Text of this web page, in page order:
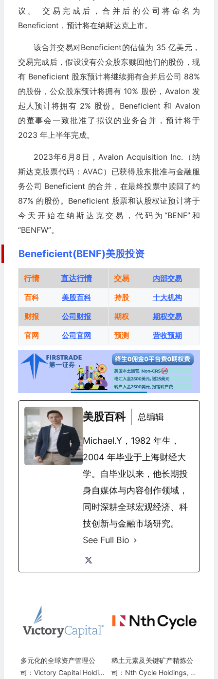
议。 交易完成后，合并后的公司将命名为
Beneficient，预计将在纳斯达克上市。
该合并交易对Beneficient的估值为 35 亿美元，
交易完成后，假设没有公众股东赎回他们的股份，现
有 Beneficient 股东预计将继续拥有合并后公司 88%
的股份，公众股东预计将拥有 10% 股份，Avalon 发
起人预计将拥有 2% 股份。Beneficient 和 Avalon
的董事会一致批准了拟议的业务合并，预计将于
2023 年上半年完成。
2023年6月8日，Avalon Acquisition Inc.（纳
斯达克股票代码：AVAC）已获得股东批准与金融服
务公司 Beneficient 的合并，在最终投票中赎回了约
87% 的股份。Beneficient 股票和认股权证预计将于
今天开始在纳斯达克交易，代码为“BENF”和
“BENFW”。
Beneficient(BENF)美股投资
行情 直达行情 交易 内部交易
百科 美股百科 持股 十大机构
财报 公司财报 期权 期权交易
官网 公司官网 预测 营收预期
美股百科 总编辑
Michael.Y，1982 年生，
2004 年毕业于上海财经大
学。自毕业以来，他长期投
身自媒体与内容创作领域，
同时深耕全球宏观经济、科
技创新与金融市场研究。
See Full Bio
多元化的全球资产管理公
司：Victory Capital Holdin
稀土元素及关键矿产精炼公
司：Nth Cycle Holdings, In